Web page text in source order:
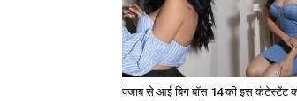
पंजाब से आई बिग बॉस 14 की इस कंटेस्टेंट